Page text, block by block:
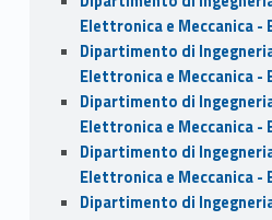
Elettronica e Meccanica -
Dipartimento di
Elettronica e Meccanica
Dipartimento di
Elettronica e Meccanica -
Dipartimento di
Elettronica e Meccanica -
Dipartimento di